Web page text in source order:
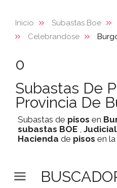
Inicio Subastas Boe
Celebrandose
0
Subastas De
Provincia De
Subastas de pisos en
subastas BOE ,
Hacienda de pisos en